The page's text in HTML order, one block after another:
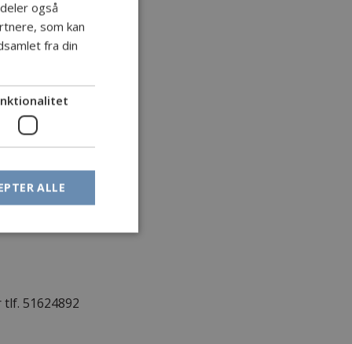
så er her
forklarer om
arrangement.
51624892
ENGLISH
også
som kan
fra din
ALLE